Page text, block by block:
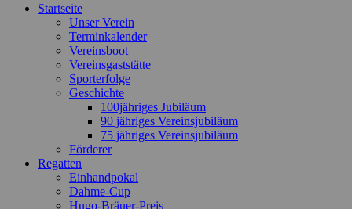
oben
Startseite
Unser Verein
Terminkalender
Vereinsboot
Vereinsgaststätte
Sporterfolge
Geschichte
100jähriges Jubiläum
90 jähriges Vereinsjubiläum
75 jähriges Vereinsjubiläum
Förderer
Regatten
Einhandpokal
Dahme-Cup
Hugo-Bräuer-Preis